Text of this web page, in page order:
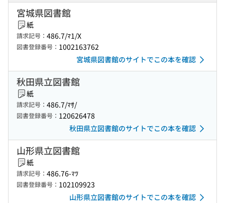
宮城県図書館
紙
請求記号： 486.7/ﾏ1/X
図書登録番号： 1002163762
宮城県図書館のサイトでこの本を確認
秋田県立図書館
紙
請求記号： 486.7/ﾏｻ/
図書登録番号： 120626478
秋田県立図書館のサイトでこの本を確認
山形県立図書館
紙
請求記号： 486.76-ﾏﾂ
図書登録番号： 102109923
山形県立図書館のサイトでこの本を確認